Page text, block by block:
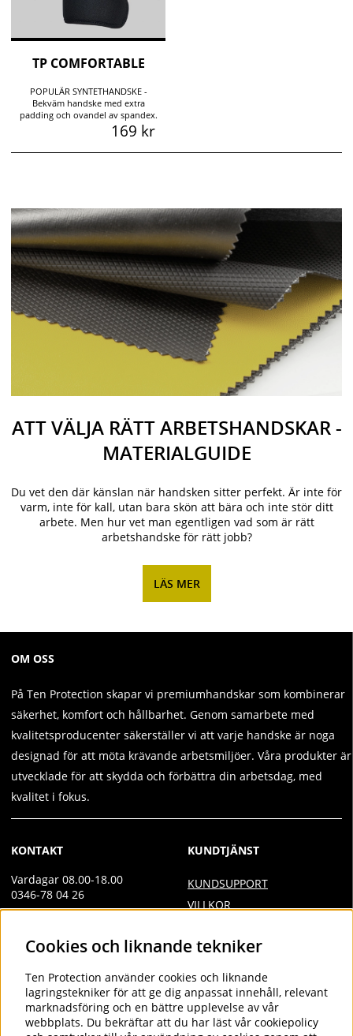
TP COMFORTABLE
POPULÄR SYNTETHANDSKE -
Bekväm handske med extra
padding och ovandel av spandex.
169 kr
ATT VÄLJA RÄTT ARBETSHANDSKAR -
MATERIALGUIDE
Du vet den där känslan när handsken sitter perfekt. Är inte för
varm, inte för kall, utan bara skön att bära och inte stör ditt
arbete. Men hur vet man egentligen vad som är rätt
arbetshandske för rätt jobb?
LÄS MER
OM OSS
På Ten Protection skapar vi premiumhandskar som kombinerar
säkerhet, komfort och hållbarhet. Genom samarbete med
kvalitetsproducenter säkerställer vi att varje handske är noga
designad för att möta krävande arbetsmiljöer. Våra produkter är
utvecklade för att skydda och förbättra din arbetsdag, med
kvalitet i fokus.
KONTAKT
Vardagar 08.00-18.00
0346-78 04 26
info@tenprotection.com
Order
order@tenprotection.se
KUNDTJÄNST
KUNDSUPPORT
VILLKOR
DOC
COOKIES
Cookies och liknande tekniker
Ten Protection använder cookies och liknande
lagringstekniker för att ge dig anpassat innehåll, relevant
marknadsföring och en bättre upplevelse av vår
webbplats. Du bekräftar att du har läst vår cookiepolicy